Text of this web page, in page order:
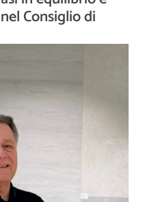
Consiglio di